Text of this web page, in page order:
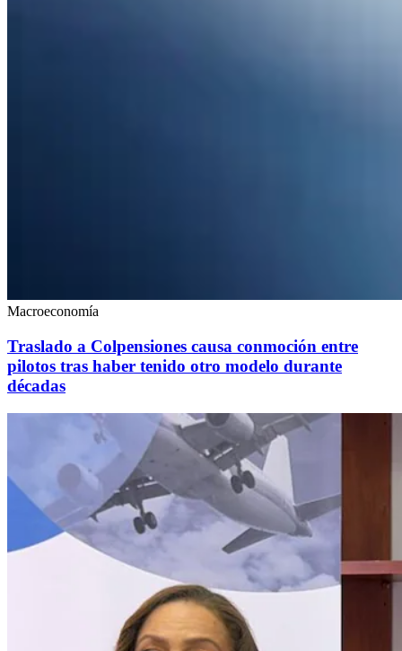
Macroeconomía
Traslado a Colpensiones causa conmoción entre
pilotos tras haber tenido otro modelo durante
décadas